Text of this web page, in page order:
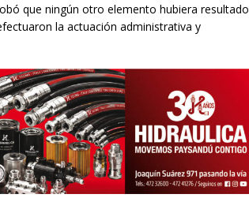
que ningún otro elemento hubiera resultado
la actuación administrativa y